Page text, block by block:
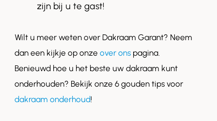
zijn bij u te gast!
Wilt u meer weten over Dakraam Garant? Neem
dan een kijkje op onze over ons pagina.
Benieuwd hoe u het beste uw dakraam kunt
onderhouden? Bekijk onze 6 gouden tips voor
dakraam onderhoud!